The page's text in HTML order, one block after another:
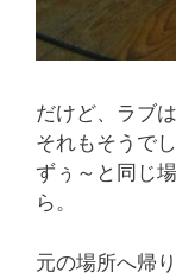
だけど、ラブ
それもそうで
ずぅ～と同じ
ら。
元の場所へ帰